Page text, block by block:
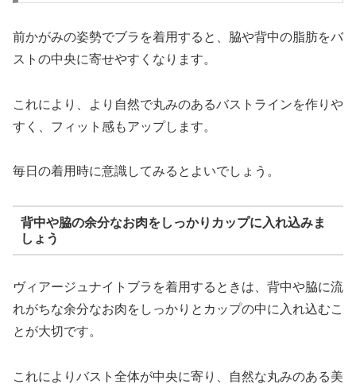
前かがみの姿勢でブラを着用すると、脇や背中の脂肪をバ
ストの中央に寄せやすくなります。
これにより、より自然で丸みのあるバストラインを作りや
すく、フィット感もアップします。
毎日の着用時に意識してみるとよいでしょう。
背中や脇の余分なお肉をしっかりカップに入れ込みま
しょう
ヴィアージュナイトブラを着用するときは、背中や脇に流
れがちな余分なお肉をしっかりとカップの中に入れ込むこ
とが大切です。
これによりバスト全体が中央に寄り、自然な丸みのある美